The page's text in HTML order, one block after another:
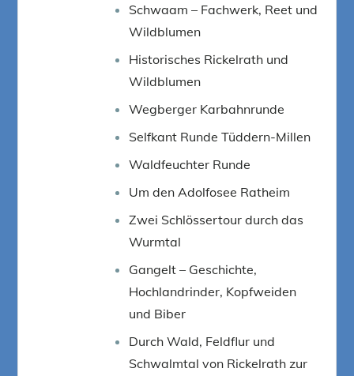
Schwaam – Fachwerk, Reet und
Wildblumen
Historisches Rickelrath und
Wildblumen
Wegberger Karbahnrunde
Selfkant Runde Tüddern-Millen
Waldfeuchter Runde
Um den Adolfosee Ratheim
Zwei Schlössertour durch das
Wurmtal
Gangelt – Geschichte,
Hochlandrinder, Kopfweiden
und Biber
Durch Wald, Feldflur und
Schwalmtal von Rickelrath zur